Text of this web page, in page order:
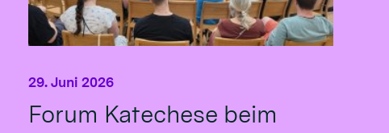
Forum Katechese beim
29. Juni 2026